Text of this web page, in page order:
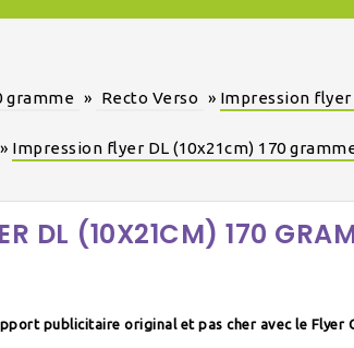
gramme » Recto Verso » Impression flyer
» Impression flyer DL (10x21cm) 170
DL (10X21CM) 170
publicitaire original et pas cher avec le Flyer